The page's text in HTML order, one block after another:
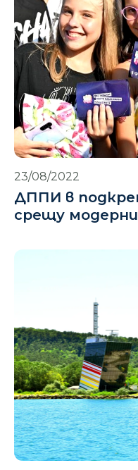
23/08/2022
ДППИ в
срещу